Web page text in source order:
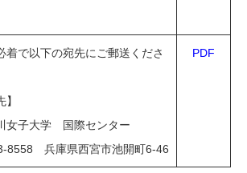
着で以下の宛先にご郵送くださ
】
女子大学 国際センター
8558 兵庫県西宮市池開町6-46
PDF